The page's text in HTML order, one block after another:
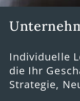
Individuelle
die Ihr
Strategie,